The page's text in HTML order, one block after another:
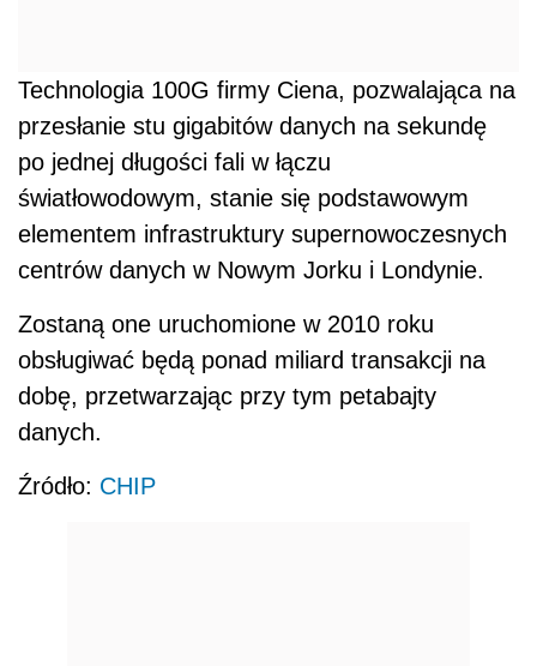
Technologia 100G firmy Ciena, pozwalająca na
przesłanie stu gigabitów danych na sekundę
po jednej długości fali w łączu
światłowodowym, stanie się podstawowym
elementem infrastruktury supernowoczesnych
centrów danych w Nowym Jorku i Londynie.
Zostaną one uruchomione w 2010 roku
obsługiwać będą ponad miliard transakcji na
dobę, przetwarzając przy tym petabajty
danych.
Źródło: CHIP